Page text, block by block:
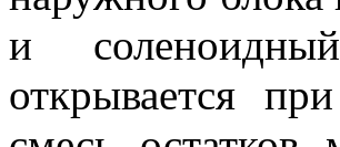
и
открывается